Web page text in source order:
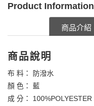
Product Information
商品介紹
商品說明
布 料： 防潑水
顏 色： 藍
成 分： 100%POLYESTER